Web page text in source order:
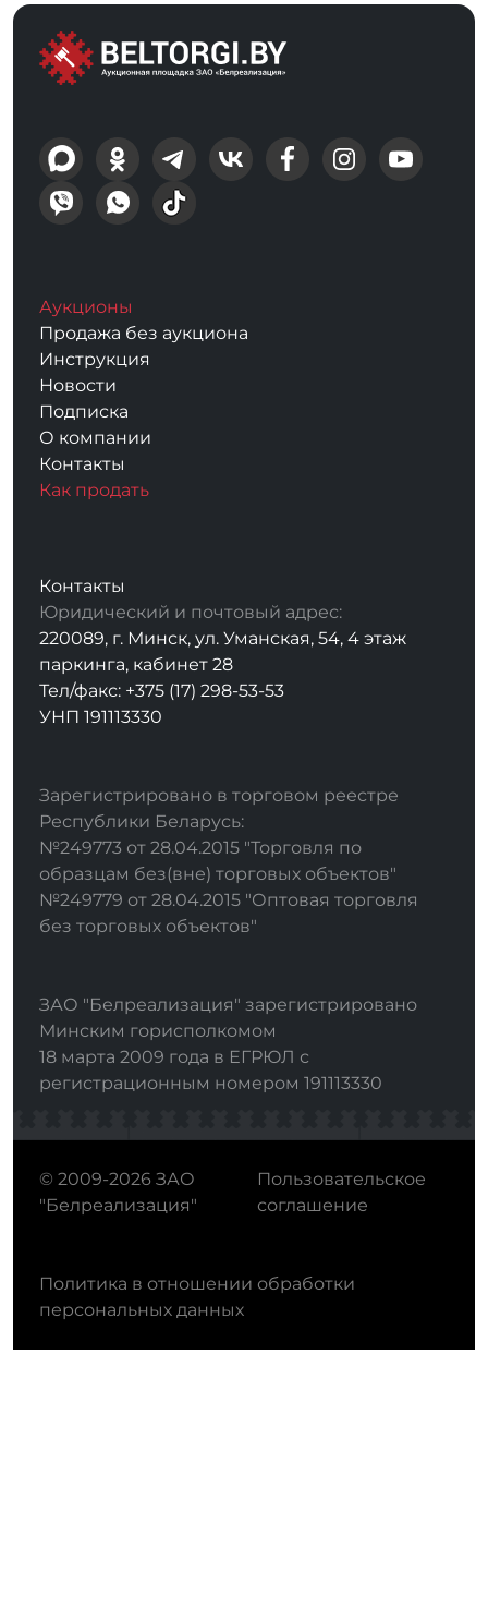
Аукционы
Продажа без аукциона
Инструкция
Новости
Подписка
О компании
Контакты
Как продать
Контакты
Юридический и почтовый адрес:
220089, г. Минск, ул. Уманская, 54, 4 этаж
паркинга, кабинет 28
Тел/факс: +375 (17) 298-53-53
УНП 191113330
Зарегистрировано в торговом реестре
Республики Беларусь:
№249773 от 28.04.2015 "Торговля по
образцам без(вне) торговых объектов"
№249779 от 28.04.2015 "Оптовая торговля
без торговых объектов"
ЗАО "Белреализация" зарегистрировано
Минским горисполкомом
18 марта 2009 года в ЕГРЮЛ с
регистрационным номером 191113330
© 2009-2026 ЗАО
"Белреализация"
Пользовательское
соглашение
Политика в отношении обработки
персональных данных